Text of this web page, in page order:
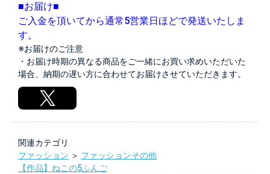
■お届け■
ご入金を頂いてから通常5営業日ほどで発送いたしま
す。
※お届けのご注意
・お届け時期の異なる商品をご一緒にお買い求めいただいた
場合、納期の遅い方に合わせてお届けさせていただきます。
関連カテゴリ
ファッション ＞ ファッションその他
【作品】ねこの5ふんご